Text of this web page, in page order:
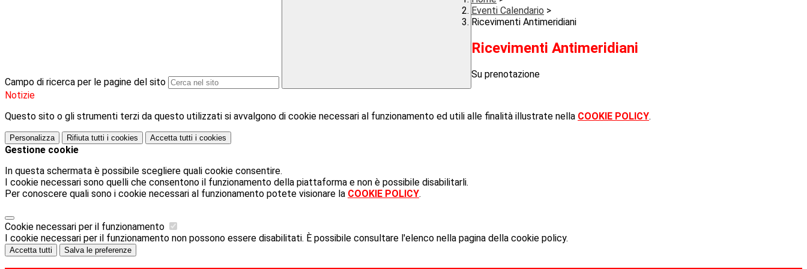
Campo di ricerca per le pagine del sito
Eventi Calendario >
Ricevimenti Antimeridiani
Ricevimenti Antimeridiani
Su prenotazione
Notizie
Questo sito o gli strumenti terzi da questo utilizzati si avvalgono di cookie necessari al funzionamento ed utili alle finalità illustrate nella COOKIE POLICY.
Personalizza Rifiuta tutti i cookies Accetta tutti i cookies
Gestione cookie
In questa schermata è possibile scegliere quali cookie consentire.
I cookie necessari sono quelli che consentono il funzionamento della piattaforma e non è possibile disabilitarli.
Per conoscere quali sono i cookie necessari al funzionamento potete visionare la COOKIE POLICY.
Cookie necessari per il funzionamento
I cookie necessari per il funzionamento non possono essere disabilitati. È possibile consultare l'elenco nella pagina della cookie policy.
Accetta tutti Salva le preferenze